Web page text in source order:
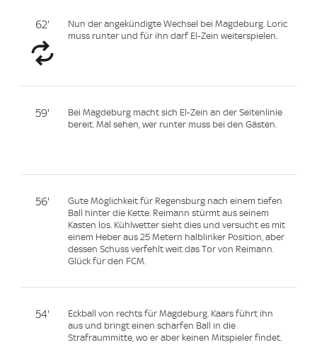
62'
Nun der angekündigte Wechsel bei Magdeburg. Loric
muss runter und für ihn darf El-Zein weiterspielen.
59'
Bei Magdeburg macht sich El-Zein an der Seitenlinie
bereit. Mal sehen, wer runter muss bei den Gästen.
56'
Gute Möglichkeit für Regensburg nach einem tiefen
Ball hinter die Kette. Reimann stürmt aus seinem
Kasten los. Kühlwetter sieht dies und versucht es mit
einem Heber aus 25 Metern halblinker Position, aber
dessen Schuss verfehlt weit das Tor von Reimann.
Glück für den FCM.
54'
Eckball von rechts für Magdeburg. Kaars führt ihn
aus und bringt einen scharfen Ball in die
Strafraummitte, wo er aber keinen Mitspieler findet.